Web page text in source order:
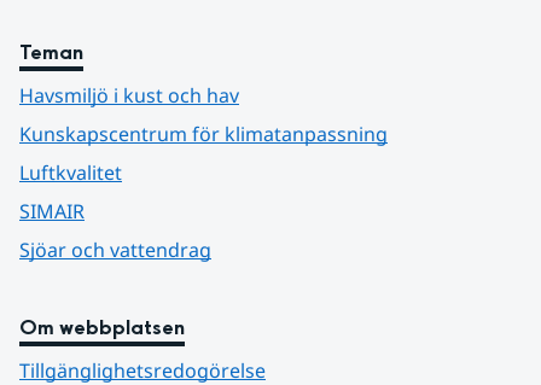
Teman
Havsmiljö i kust och hav
Kunskapscentrum för klimatanpassning
Luftkvalitet
SIMAIR
Sjöar och vattendrag
Om webbplatsen
Tillgänglighetsredogörelse